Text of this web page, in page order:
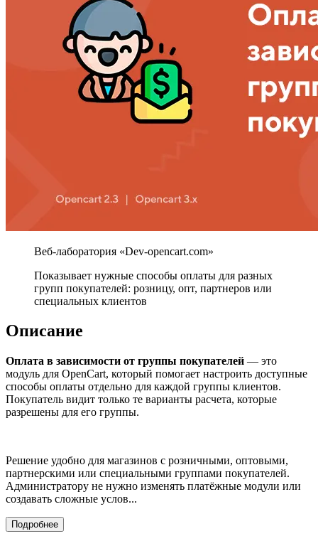
Показывает нужные способы оплаты для разных
групп покупателей: розницу, опт, партнеров или
специальных клиентов
Описание
Оплата в зависимости от группы покупателей — это
модуль для OpenCart, который помогает настроить доступные
способы оплаты отдельно для каждой группы клиентов.
Покупатель видит только те варианты расчета, которые
разрешены для его группы.
Решение удобно для магазинов с розничными, оптовыми,
партнерскими или специальными группами покупателей.
Администратору не нужно изменять платёжные модули или
создавать сложные услов...
Подробнее